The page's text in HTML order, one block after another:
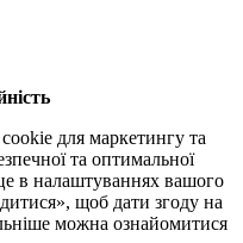
для маркетингу та
та оптимальної
в налаштуваннях вашого
щоб дати згоду на
можна ознайомитися